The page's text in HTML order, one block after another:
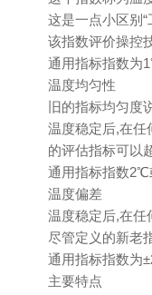
这是一点小区别
该指数评价操控
通用指标指数为
温度均匀性
旧的指标均匀度
温度稳定后,在任
的评估指标可以
通用指标指数2℃
温度偏差
温度稳定后,在任
尽管定义的新老
通用指标指数为
主要特点